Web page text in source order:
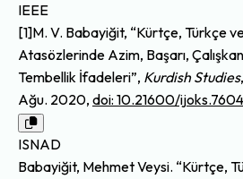
IEEE
[1]M. V. Babayiğit, “Kürtçe, Türkçe
Atasözlerinde Azim, Başarı,
Tembellik İfadeleri”, Kurdish Studies
Ağu. 2020, doi: 10.21600/
ISNAD
Babayiğit, Mehmet Veysi. “Kürtçe,